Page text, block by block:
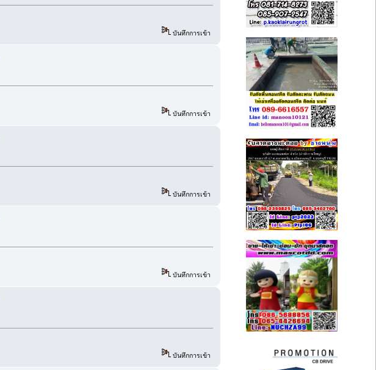
บันทึกการเข้า
บันทึกการเข้า
บันทึกการเข้า
บันทึกการเข้า
บันทึกการเข้า